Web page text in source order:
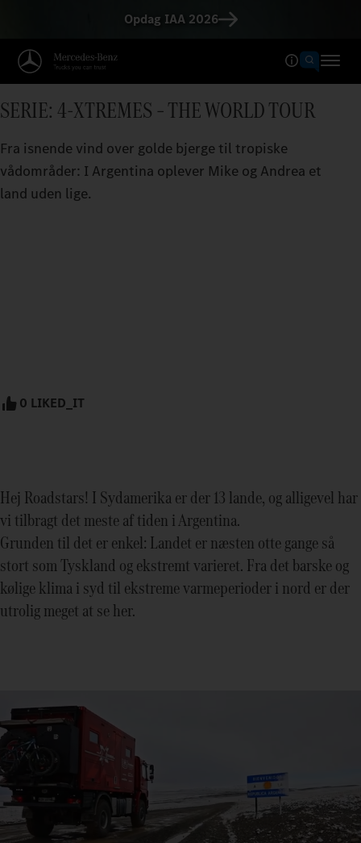
Opdag IAA 2026
SERIE: 4-XTREMES – THE WORLD TOUR
Fra isnende vind over golde bjerge til tropiske
vådområder: I Argentina oplever Mike og Andrea et
land uden lige.
0 LIKED_IT
Hej Roadstars! I Sydamerika er der 13 lande, og alligevel har
vi tilbragt det meste af tiden i Argentina.
Grunden til det er enkel: Landet er næsten otte gange så
stort som Tyskland og ekstremt varieret. Fra det barske og
kølige klima i syd til ekstreme varmeperioder i nord er der
utrolig meget at se her.